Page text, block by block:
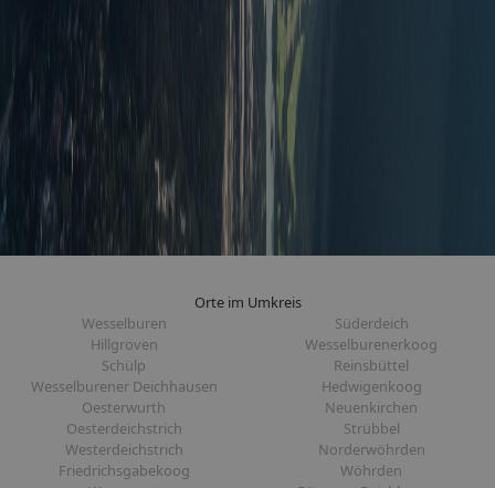
Orte im Umkreis
Wesselburen
Süderdeich
Hillgroven
Wesselburenerkoog
Schülp
Reinsbüttel
Wesselburener Deichhausen
Hedwigenkoog
Oesterwurth
Neuenkirchen
Oesterdeichstrich
Strübbel
Westerdeichstrich
Norderwöhrden
Friedrichsgabekoog
Wöhrden